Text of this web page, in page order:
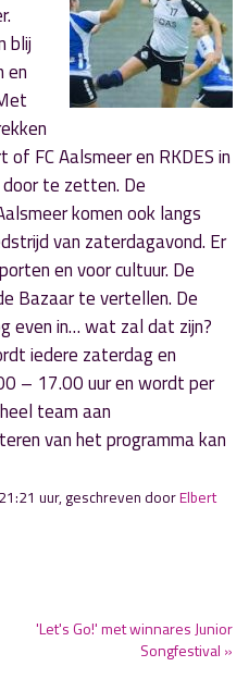
blij
en
FC Aalsmeer en RKDES in
te zetten. De
komen ook langs
van zaterdagavond. Er
en voor cultuur. De
Bazaar te vertellen. De
even in… wat zal dat zijn?
iedere zaterdag en
– 17.00 uur en wordt per
team aan
van het programma kan
uur, geschreven doorElbert
'Let's Go!' met winnares Junior
Songfestival »